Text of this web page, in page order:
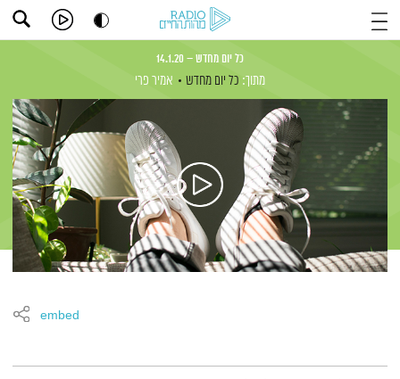
כל יום מחדש – 14.1.20
מתוך: כל יום מחדש אמיר פרי
embed